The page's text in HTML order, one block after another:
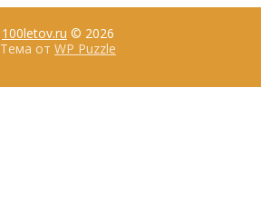
100letov.ru © 2026
Тема от WP Puzzle